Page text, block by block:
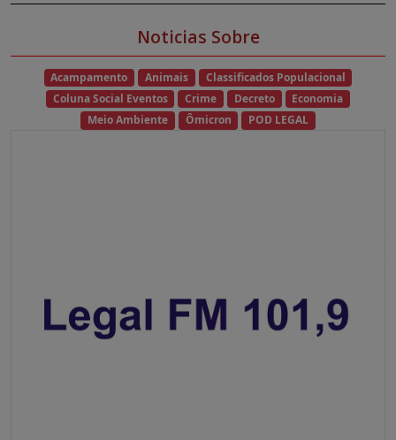
Noticias Sobre
Acampamento Animais
Classificados Populacional
Coluna Social Eventos
Crime Decreto
Economia
Meio Ambiente
Ômicron POD LEGAL